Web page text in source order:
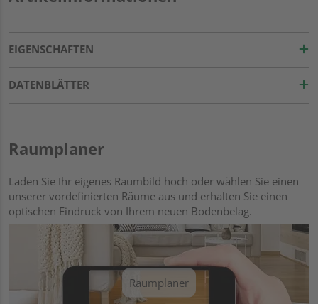
EIGENSCHAFTEN
DATENBLÄTTER
Raumplaner
Laden Sie Ihr eigenes Raumbild hoch oder wählen Sie einen
unserer vordefinierten Räume aus und erhalten Sie einen
optischen Eindruck von Ihrem neuen Bodenbelag.
Raumplaner